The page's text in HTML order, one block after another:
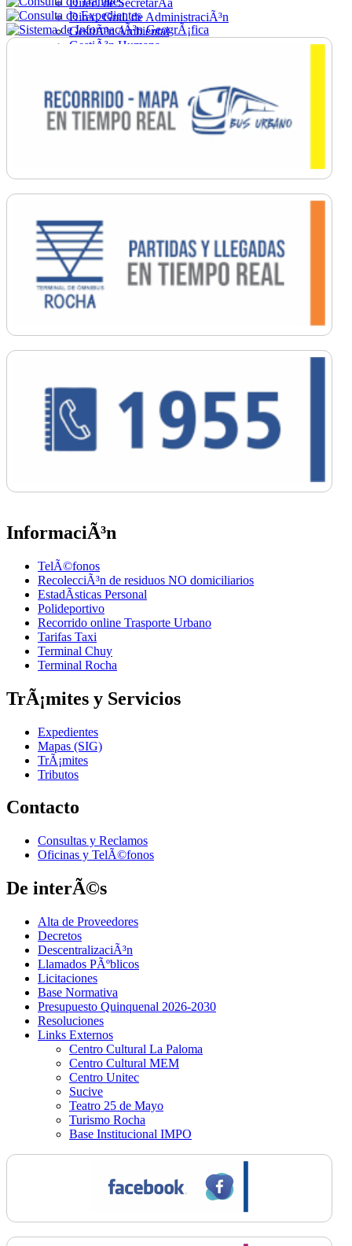
Direc. de SecretarÃ­a
Direc. Gral. de AdministraciÃ³n
GestiÃ³n Ambiental
GestiÃ³n Humana
Ordenamiento
PromociÃ³n Social
Salud
SecretarÃ­a General
InformaciÃ³n
TelÃ©fonos
RecolecciÃ³n de residuos NO domiciliarios
EstadÃ­sticas Personal
Polideportivo
Recorrido online Trasporte Urbano
Tarifas Taxi
Terminal Chuy
Terminal Rocha
TrÃ¡mites y Servicios
Expedientes
Mapas (SIG)
TrÃ¡mites
Tributos
Contacto
Consultas y Reclamos
Oficinas y TelÃ©fonos
De interÃ©s
Alta de Proveedores
Decretos
DescentralizaciÃ³n
Llamados PÃºblicos
Licitaciones
Base Normativa
Presupuesto Quinquenal 2026-2030
Resoluciones
Links Externos
Centro Cultural La Paloma
Centro Cultural MEM
Centro Unitec
Sucive
Teatro 25 de Mayo
Turismo Rocha
Base Institucional IMPO